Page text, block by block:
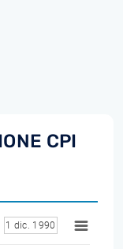
CPI
1 dic. 1990